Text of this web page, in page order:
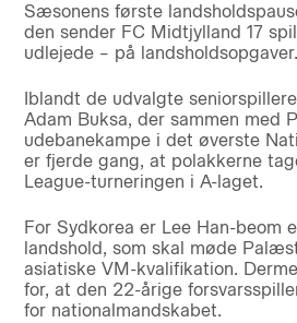
Sæsonens første
den sender FC Midtjylland 17
udlejede – på landsholdsopgaver.
Iblandt de udvalgte
Adam Buksa, der sammen med
udebanekampe i det øverste
er fjerde gang, at polakkerne
League-turneringen i A-laget.
For Sydkorea er Lee Han-beom
landshold, som skal møde
asiatiske VM-kvalifikation.
for, at den 22-årige
for nationalmandskabet.